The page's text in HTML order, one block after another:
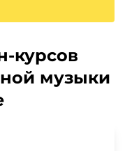
курсов
музыки